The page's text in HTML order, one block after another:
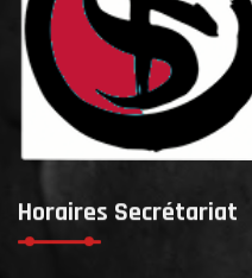
Horaires Secrétariat